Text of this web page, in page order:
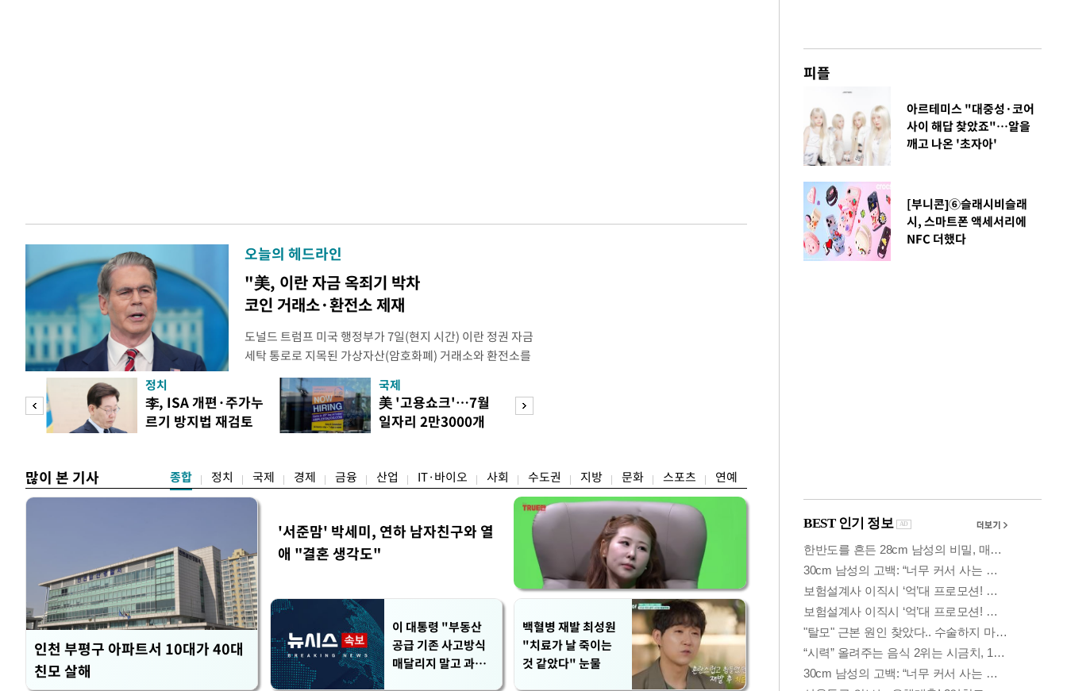
오늘의 헤드라인
"美, 이란 자금 옥죄기 박차
코인 거래소·환전소 제재
도널드 트럼프 미국 행정부가 7일(현지 시간) 이란 정권 자금
세탁 통로로 지목된 가상자산(암호화폐) 거래소와 환전소를
무더기 제재했다. 미 재무부 해외자산통제국(OFAC)은 이날
이란혁명수비대(IRGC) 자금 조달에 이용된 디지털 자산 거
래소와, 이란의 해외 석유 판매 대금 회수에 동원된 환전 네
트워크를 각각 제재한다고 밝혔다. 동유럽 조지아
정치
李, ISA 개편·주가누
르기 방지법 재검토
국제
美 '고용쇼크'…7월
일자리 2만3000개
많이 본 기사 종합 정치 국제 경제 금융 산업 IT·바이오 사회 수도권 지방 문화 스포츠 연예
인천 부평구 아파트서 10대가 40대
친모 살해
'서준맘' 박세미, 연하 남자친구와 열
애 "결혼 생각도"
이 대통령 "부동산
공급 기존 사고방식
매달리지 말고 과감
백혈병 재발 최성원
"치료가 날 죽이는
것 같았다" 눈물
피플
아르테미스 "대중성·코어
사이 해답 찾았죠"…알을
깨고 나온 '초자아'
[부니콘]⑥슬래시비슬래
시, 스마트폰 액세서리에
NFC 더했다